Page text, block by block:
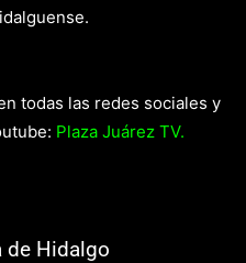
todas las redes sociales y
Plaza Juárez TV.
de Hidalgo